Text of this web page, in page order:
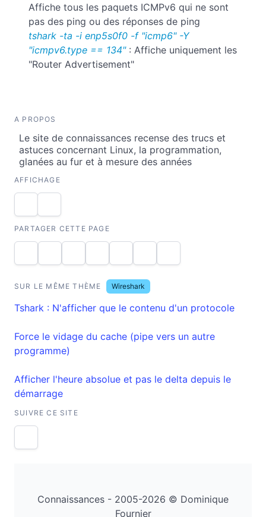
Affiche tous les paquets ICMPv6 qui ne sont
pas des ping ou des réponses de ping
tshark -ta -i enp5s0f0 -f "icmp6" -Y
"icmpv6.type == 134": Affiche uniquement les
"Router Advertisement"
A PROPOS
Le site de connaissances recense des trucs et
astuces concernant Linux, la programmation,
glanées au fur et à mesure des années
AFFICHAGE
PARTAGER CETTE PAGE
SUR LE MÊME THÈME Wireshark
Tshark : N'afficher que le contenu d'un protocole
Force le vidage du cache (pipe vers un autre
programme)
Afficher l'heure absolue et pas le delta depuis le
démarrage
SUIVRE CE SITE
Connaissances - 2005-2026 © Dominique
Fournier